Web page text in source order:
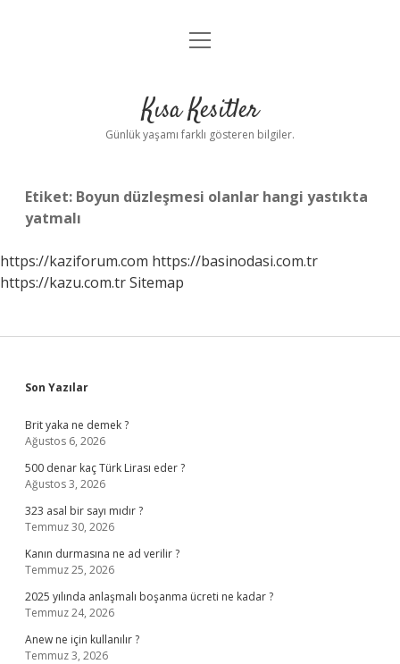
Anasayfa
Yasal Uyarı
menüyü
Kısa Kesitler
Günlük yaşamı farklı gösteren bilgiler.
Etiket: Boyun düzleşmesi olanlar hangi yastıkta
yatmalı
https://kaziforum.com https://basinodasi.com.tr
https://kazu.com.trSitemap
Sidebar
Son Yazılar
Brit yaka ne demek ?
Ağustos 6, 2026
500 denar kaç Türk Lirası eder ?
Ağustos 3, 2026
323 asal bir sayı mıdır ?
Temmuz 30, 2026
Kanın durmasına ne ad verilir ?
Temmuz 25, 2026
2025 yılında anlaşmalı boşanma ücreti ne kadar ?
Temmuz 24, 2026
Anew ne için kullanılır ?
Temmuz 3, 2026